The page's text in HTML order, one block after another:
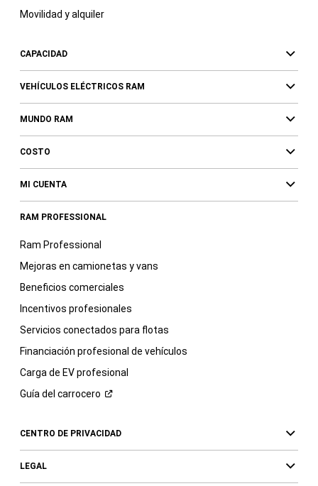
Movilidad y alquiler
CAPACIDAD
VEHÍCULOS ELÉCTRICOS RAM
MUNDO RAM
COSTO
MI CUENTA
RAM PROFESSIONAL
Ram Professional
Mejoras en camionetas y vans
Beneficios comerciales
Incentivos profesionales
Servicios conectados para flotas
Financiación profesional de vehículos
Carga de EV profesional
Guía del carrocero
CENTRO DE PRIVACIDAD
LEGAL